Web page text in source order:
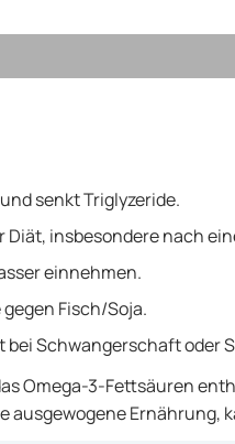
senkt Triglyzeride.
insbesondere nach
einnehmen.
Fisch/Soja.
bei Schwangerschaft oder
Omega-3-Fettsäuren
ausgewogene Ernährung,